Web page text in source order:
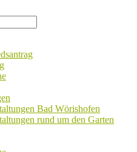
Bad Wörishofen
rund um den Garten